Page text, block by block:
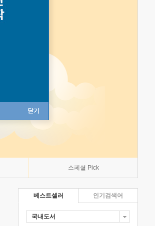
닫기
스페셜 Pick
베스트셀러
국내도서
인기검색어